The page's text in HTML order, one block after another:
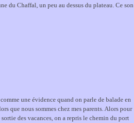
du Chaffal, un peu au dessus du plateau. Ce son
une évidence quand on parle de balade en
que nous sommes chez mes parents. Alors pour
des vacances, on a repris le chemin du port